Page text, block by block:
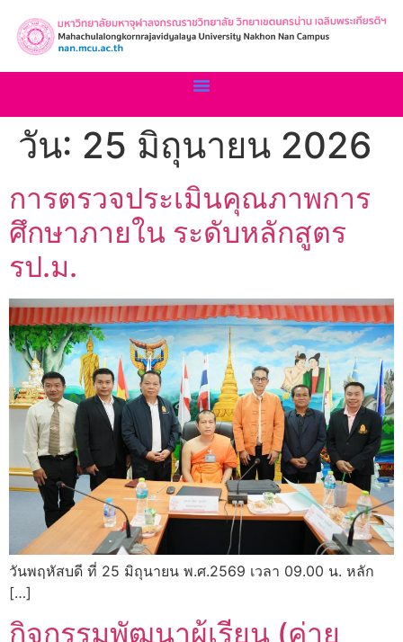
วัน: 25 มิถุนายน 2026
การตรวจประเมินคุณภาพการ
ศึกษาภายใน ระดับหลักสูตร
รป.ม.
วันพฤหัสบดี ที่ 25 มิถุนายน พ.ศ.2569 เวลา 09.00 น. หลัก
[…]
กิจกรรมพัฒนาผู้เรียน (ค่าย